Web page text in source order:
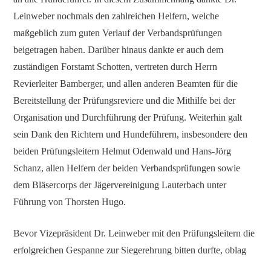
Leinweber nochmals den zahlreichen Helfern, welche
maßgeblich zum guten Verlauf der Verbandsprüfungen
beigetragen haben. Darüber hinaus dankte er auch dem
zuständigen Forstamt Schotten, vertreten durch Herrn
Revierleiter Bamberger, und allen anderen Beamten für die
Bereitstellung der Prüfungsreviere und die Mithilfe bei der
Organisation und Durchführung der Prüfung. Weiterhin galt
sein Dank den Richtern und Hundeführern, insbesondere den
beiden Prüfungsleitern Helmut Odenwald und Hans-Jörg
Schanz, allen Helfern der beiden Verbandsprüfungen sowie
dem Bläsercorps der Jägervereinigung Lauterbach unter
Führung von Thorsten Hugo.
Bevor Vizepräsident Dr. Leinweber mit den Prüfungsleitern die
erfolgreichen Gespanne zur Siegerehrung bitten durfte, oblag